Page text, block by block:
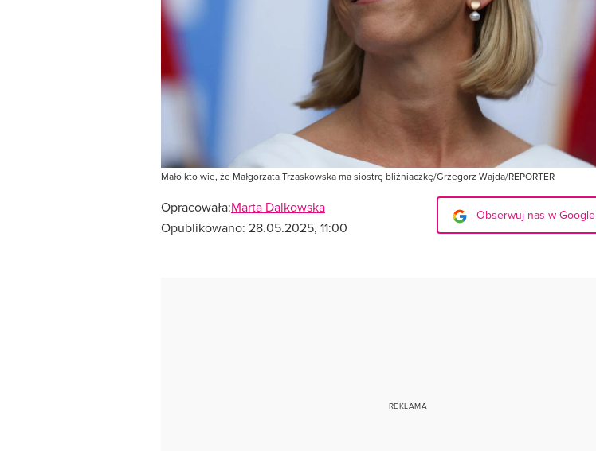
Mało kto wie, że Małgorzata Trzaskowska ma siostrę bliźniaczkę/Grzegorz Wajda/REPORTER
Opracowała:Marta Dalkowska
Opublikowano: 28.05.2025, 11:00
Obserwuj nas w Google